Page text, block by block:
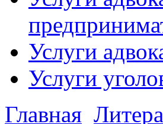
Услуги
Услуги
Главная